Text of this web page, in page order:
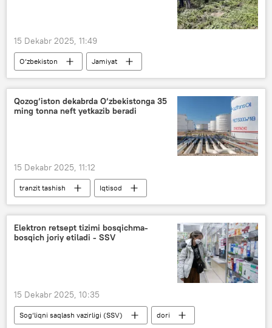
15 Dekabr 2025, 11:49
O‘zbekiston
Jamiyat
Jinoyat kodeksi
jinoyatchilik
Oliy sud
giyohvand moddalar
Qozog‘iston dekabrda O‘zbekistonga 35
ming tonna neft yetkazib beradi
15 Dekabr 2025, 11:12
tranzit tashish
Iqtisod
Qozog‘iston
O‘zbekiston neft
Elektron retsept tizimi bosqichma-
bosqich joriy etiladi - SSV
15 Dekabr 2025, 10:35
Sog‘liqni saqlash vazirligi (SSV)
dori